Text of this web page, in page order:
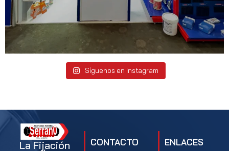
Síguenos en Instagram
La Fijación
CONTACTO ENLACES